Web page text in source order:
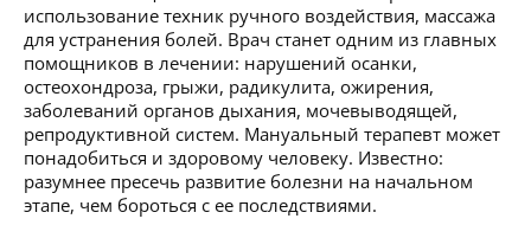
использование техник ручного воздействия, массажа
для устранения болей. Врач станет одним из главных
помощников в лечении: нарушений осанки,
остеохондроза, грыжи, радикулита, ожирения,
заболеваний органов дыхания, мочевыводящей,
репродуктивной систем. Мануальный терапевт может
понадобиться и здоровому человеку. Известно:
разумнее пресечь развитие болезни на начальном
этапе, чем бороться с ее последствиями.